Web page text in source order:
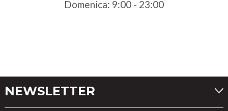
Domenica: 9:00 - 23:00
NEWSLETTER